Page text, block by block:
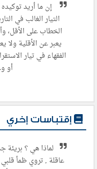
إن ما أريد
التيار الغالب في
الخطاب على الأقل،
يعبر عن الأقلية ولا
الفقهاء في تيار
أو
إقتباسات إخري
لماذا هي ؟ بريئة
عاقلة , تروي ظمأ